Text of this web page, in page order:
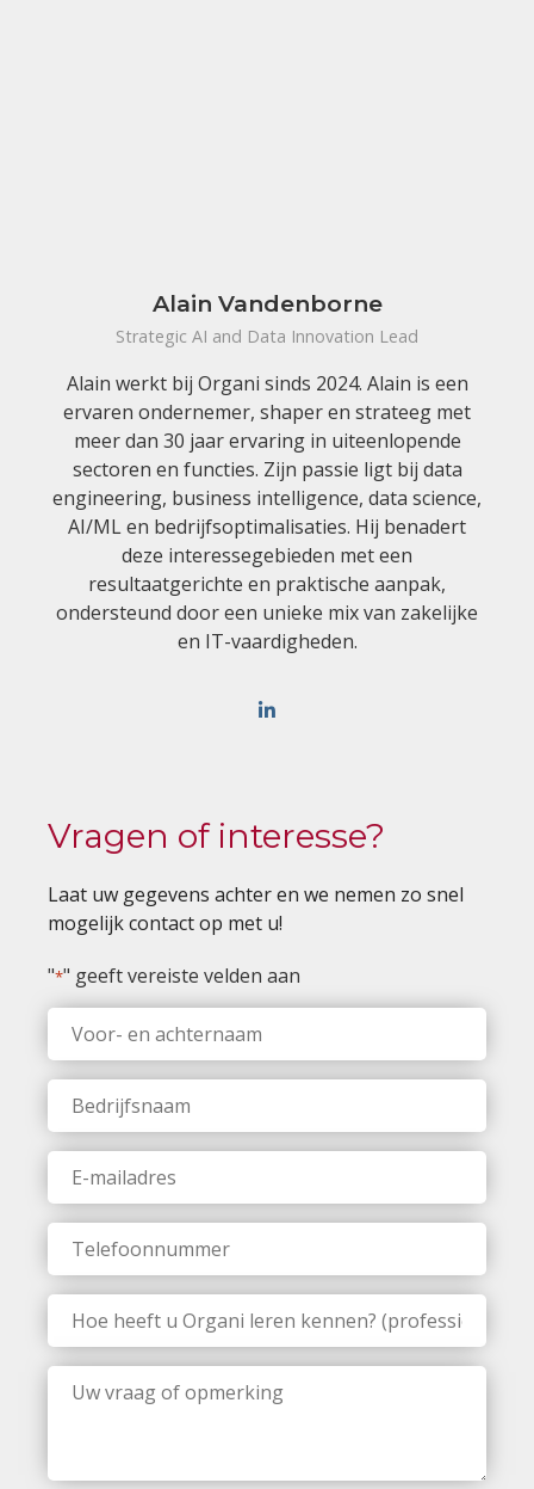
Alain Vandenborne
Strategic AI and Data Innovation Lead
Alain werkt bij Organi sinds 2024. Alain is een
ervaren ondernemer, shaper en strateeg met
meer dan 30 jaar ervaring in uiteenlopende
sectoren en functies. Zijn passie ligt bij data
engineering, business intelligence, data science,
AI/ML en bedrijfsoptimalisaties. Hij benadert
deze interessegebieden met een
resultaatgerichte en praktische aanpak,
ondersteund door een unieke mix van zakelijke
en IT-vaardigheden.
Vragen of interesse?
Laat uw gegevens achter en we nemen zo snel
mogelijk contact op met u!
"*" geeft vereiste velden aan
Voor-
achternaam
*
Bedrijfsnaam
E-
mailadres
*
Telefoonnummer
Hoe
heeft
u
Organi
leren
kennen?
media...)
Uw
vraag